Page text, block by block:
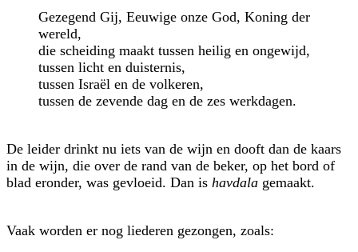
Gezegend Gij, Eeuwige onze God, Koning der
wereld,
die scheiding maakt tussen heilig en ongewijd,
tussen licht en duisternis,
tussen Israël en de volkeren,
tussen de zevende dag en de zes werkdagen.
De leider drinkt nu iets van de wijn en dooft dan de kaars
in de wijn, die over de rand van de beker, op het bord of
blad eronder, was gevloeid. Dan is havdala gemaakt.
Vaak worden er nog liederen gezongen, zoals: